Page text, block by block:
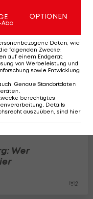
Wer
2
Abo
OPTIONEN
Daten, wie
folgenden Zwecke:
auf einem Endgerät;
von Werbeleistung und
sowie Entwicklung
: Genaue Standortdaten
berechtigtes
Details
auszuüben, sind hier